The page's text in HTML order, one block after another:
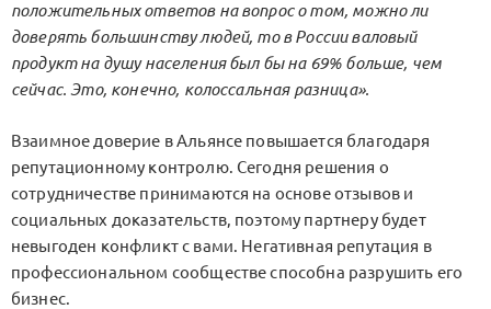
положительных ответов на вопрос о том, можно ли
доверять большинству людей, то в России валовый
продукт на душу населения был бы на 69% больше, чем
сейчас. Это, конечно, колоссальная разница».
Взаимное доверие в Альянсе повышается благодаря
репутационному контролю. Сегодня решения о
сотрудничестве принимаются на основе отзывов и
социальных доказательств, поэтому партнеру будет
невыгоден конфликт с вами. Негативная репутация в
профессиональном сообществе способна разрушить его
бизнес.